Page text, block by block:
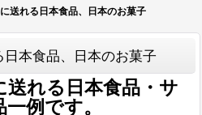
送れる日本食品、日本のお菓子
本食品、日本のお菓子
れる日本食品・サ
例です。